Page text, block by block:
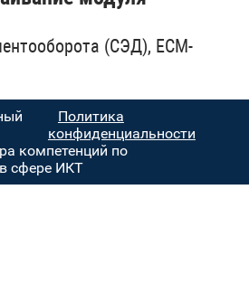
(СЭД), ECM-
Политика
конфиденциальности
компетенций по
сфере ИКТ